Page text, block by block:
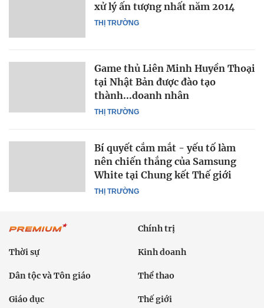
THỊ TRƯỜNG
xử lý ấn tượng nhất năm 2014
THỊ TRƯỜNG
Game thủ Liên Minh Huyền Thoại
tại Nhật Bản được đào tạo
thành...doanh nhân
THỊ TRƯỜNG
Bí quyết cắm mắt - yếu tố làm
nên chiến thắng của Samsung
White tại Chung kết Thế giới
Chính trị
Thời sự Kinh doanh
Dân tộc và Tôn giáo Thể thao
Giáo dục Thế giới